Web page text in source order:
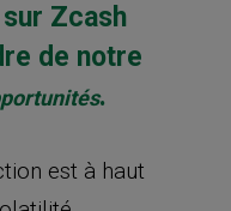
Zcash
de notre
.
est à haut